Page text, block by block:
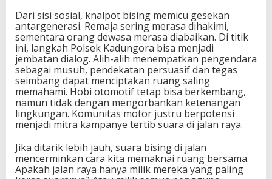
Dari sisi sosial, knalpot bising memicu gesekan
antargenerasi. Remaja sering merasa dihakimi,
sementara orang dewasa merasa diabaikan. Di titik
ini, langkah Polsek Kadungora bisa menjadi
jembatan dialog. Alih-alih menempatkan pengendara
sebagai musuh, pendekatan persuasif dan tegas
seimbang dapat menciptakan ruang saling
memahami. Hobi otomotif tetap bisa berkembang,
namun tidak dengan mengorbankan ketenangan
lingkungan. Komunitas motor justru berpotensi
menjadi mitra kampanye tertib suara di jalan raya.
Jika ditarik lebih jauh, suara bising di jalan
mencerminkan cara kita memaknai ruang bersama.
Apakah jalan raya hanya milik mereka yang paling